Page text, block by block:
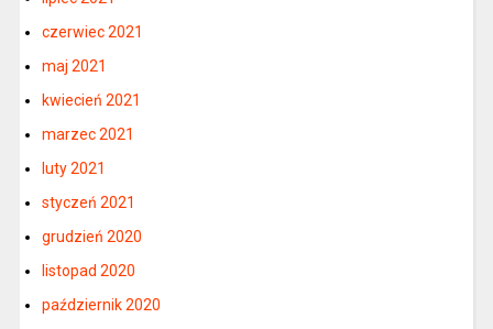
czerwiec 2021
maj 2021
kwiecień 2021
marzec 2021
luty 2021
styczeń 2021
grudzień 2020
listopad 2020
październik 2020